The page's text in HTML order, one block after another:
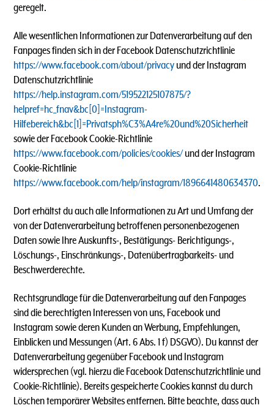
geregelt.
Alle wesentlichen Informationen zur Datenverarbeitung auf den
Fanpages finden sich in der Facebook Datenschutzrichtlinie
https://www.facebook.com/about/privacy und der Instagram
Datenschutzrichtlinie
https://help.instagram.com/519522125107875/?
helpref=hc_fnav&bc[0]=Instagram-
Hilfebereich&bc[1]=Privatsph%C3%A4re%20und%20Sicherheit
sowie der Facebook Cookie-Richtlinie
https://www.facebook.com/policies/cookies/ und der Instagram
Cookie-Richtlinie
https://www.facebook.com/help/instagram/1896641480634370.
Dort erhältst du auch alle Informationen zu Art und Umfang der
von der Datenverarbeitung betroffenen personenbezogenen
Daten sowie Ihre Auskunfts-, Bestätigungs- Berichtigungs-,
Löschungs-, Einschränkungs-, Datenübertragbarkeits- und
Beschwerderechte.
Rechtsgrundlage für die Datenverarbeitung auf den Fanpages
sind die berechtigten Interessen von uns, Facebook und
Instagram sowie deren Kunden an Werbung, Empfehlungen,
Einblicken und Messungen (Art. 6 Abs. 1 f) DSGVO). Du kannst der
Datenverarbeitung gegenüber Facebook und Instagram
widersprechen (vgl. hierzu die Facebook Datenschutzrichtlinie und
Cookie-Richtlinie). Bereits gespeicherte Cookies kannst du durch
Löschen temporärer Websites entfernen. Bitte beachte, dass auch